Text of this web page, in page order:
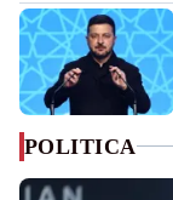
POLITICA